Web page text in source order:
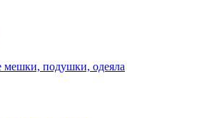
мешки, подушки, одеяла